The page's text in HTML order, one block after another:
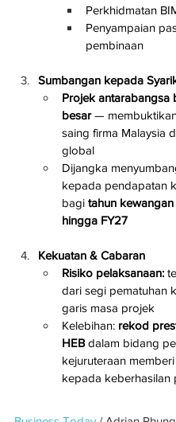
Perkhidmatan
Penyampaian
pembinaan
Sumbangan kepada
Projek antarabangsa
besar —
saing firma Malaysia
global
Dijangka
kepada pendapatan
bagi tahun
hingga FY27
Kekuatan & Cabaran
Risiko pelaksanaan:
dari segi pematuhan
garis masa projek
Kelebihan: rekod
HEB dalam bidang
kejuruteraan
kepada keberhasilan